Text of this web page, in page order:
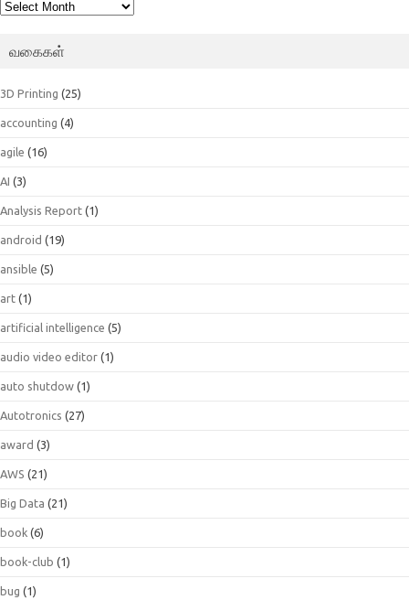
பெட்டகம்
வகைகள்
3D Printing (25)
accounting (4)
agile (16)
AI (3)
Analysis Report (1)
android (19)
ansible (5)
art (1)
artificial intelligence (5)
audio video editor (1)
auto shutdow (1)
Autotronics (27)
award (3)
AWS (21)
Big Data (21)
book (6)
book-club (1)
bug (1)